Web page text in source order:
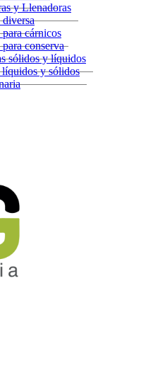
y Llenadoras
cárnicos
conserva
sólidos y líquidos
y sólidos